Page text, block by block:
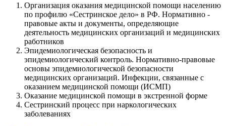
Организация оказания медицинской помощи населению
по профилю «Сестринское дело» в РФ. Нормативно -
правовые акты и документы, определяющие
деятельность медицинских организаций и медицинских
работников
Эпидемиологическая безопасность и
эпидемиологический контроль. Нормативно-правовые
основы эпидемиологической безопасности
медицинских организаций. Инфекции, связанные с
оказанием медицинской помощи (ИСМП)
Оказание медицинской помощи в экстренной форме
Сестринский процесс при наркологических
заболеваниях